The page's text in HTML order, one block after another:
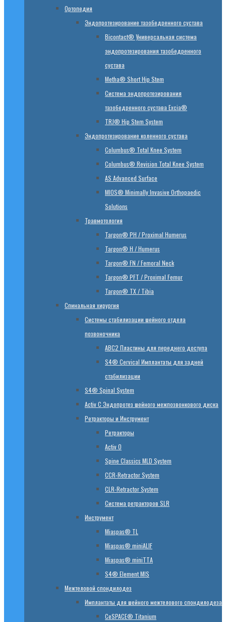
Ортопедия
Эндопротезирование тазобедренного сустава
Bicontact® Универсальная система
эндопротезирования тазобедренного
сустава
Metha® Short Hip Stem
Система эндопротезирования
тазобедренного сустава Excia®
TRJ® Hip Stem System
Эндопротезирование коленного сустава
Columbus® Total Knee System
Columbus® Revision Total Knee System
AS Advanced Surface
MIOS® Minimally Invasive Orthopaedic
Solutions
Травмотология
Targon® PH / Proximal Humerus
Targon® H / Humerus
Targon® FN / Femoral Neck
Targon® PFT / Proximal Femur
Targon® TX / Tibia
Спинальная хирургия
Системы стабилизации шейного отдела
позвоночника
ABC2 Пластины для переднего доступа
S4® Cervical Имплантаты для задней
стабилизации
S4® Spinal System
Activ C Эндопротез шейного межпозвонкового диска
Ретракторы и Инструмент
Ретракторы
Activ O
Spine Classics MLD System
CСR-Retractor System
CLR-Retractor System
Система ретракторов SLR
Инструмент
Miaspas® TL
Miaspas® miniALIF
Miaspas® miniTTA
S4® Element MIS
Межтеловой спондилодез
Имплантаты для шейного межтелового спондилодеза
CeSPACE® Titanium